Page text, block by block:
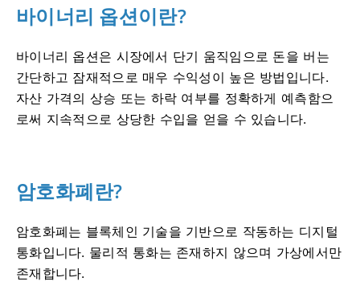
바이너리 옵션이란?
바이너리 옵션은 시장에서 단기 움직임으로 돈을 버는
간단하고 잠재적으로 매우 수익성이 높은 방법입니다.
자산 가격의 상승 또는 하락 여부를 정확하게 예측함으
로써 지속적으로 상당한 수입을 얻을 수 있습니다.
암호화폐란?
암호화폐는 블록체인 기술을 기반으로 작동하는 디지털
통화입니다. 물리적 통화는 존재하지 않으며 가상에서만
존재합니다.